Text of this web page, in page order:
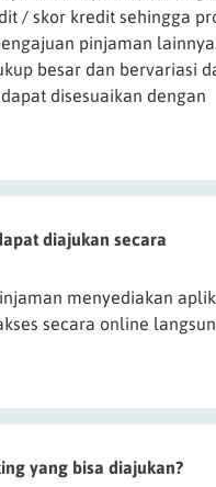
/ skor kredit sehingga
pinjaman
besar dan bervariasi
disesuaikan dengan
diajukan secara
menyediakan
secara online
yang bisa diajukan?